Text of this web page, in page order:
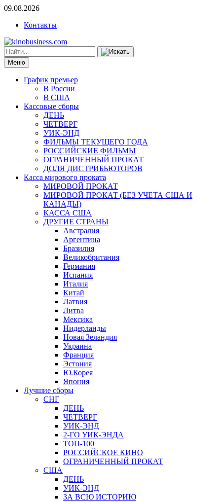
09.08.2026
Контакты
Меню
График премьер
В России
В США
Кассовые сборы
ДЕНЬ
ЧЕТВЕРГ
УИК-ЭНД
ФИЛЬМЫ ТЕКУЩЕГО ГОДА
РОССИЙСКИЕ ФИЛЬМЫ
ОГРАНИЧЕННЫЙ ПРОКАТ
ДОЛЯ ДИСТРИБЬЮТОРОВ
Касса мирового проката
МИРОВОЙ ПРОКАТ
МИРОВОЙ ПРОКАТ (БЕЗ УЧЕТА США И
КАНАДЫ)
КАССА США
ДРУГИЕ СТРАНЫ
Австралия
Аргентина
Бразилия
Великобритания
Германия
Испания
Италия
Китай
Латвия
Литва
Мексика
Нидерланды
Новая Зеландия
Украина
Франция
Эстония
Ю.Корея
Япония
Лучшие сборы
СНГ
ДЕНЬ
ЧЕТВЕРГ
УИК-ЭНД
2-ГО УИК-ЭНДА
ТОП-100
РОССИЙСКОЕ КИНО
ОГРАНИЧЕННЫЙ ПРОКАТ
США
ДЕНЬ
УИК-ЭНД
ЗА ВСЮ ИСТОРИЮ